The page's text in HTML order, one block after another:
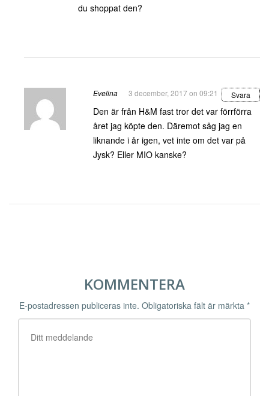
du shoppat den?
Evelina 3 december, 2017 on 09:21 Svara
Den är från H&M fast tror det var förrförra
året jag köpte den. Däremot såg jag en
liknande i år igen, vet inte om det var på
Jysk? Eller MIO kanske?
KOMMENTERA
E-postadressen publiceras inte. Obligatoriska fält är märkta *